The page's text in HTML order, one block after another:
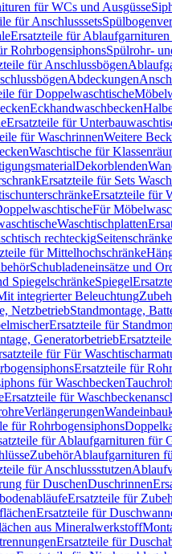
für WCs und Ausgüsse
für Anschlusssets
Ersatzteile für
RohrbogensiphonsSpülrohr-
für Anschlussbögen
Abdeckungen
für Doppelwaschtische
Eckhandwaschbecken
Ersatzteile für
für WaschrinnenWeitere
Waschtische für
Dekorblenden
Ersatzteile für Sets
Ersatzteile für
Für
Waschtischplatten
rechteckigSeitenschränke
für Mittelhochschränke
Schubladeneinsätze und
SpiegelschränkeSpiegel
integrierter Beleuchtung
NetzbetriebStandmontage,
Ersatzteile für
Generatorbetrieb
für Für
Ersatzteile für
für Waschbecken
Ersatzteile für
Verlängerungen
für Rohrbogensiphons
für Ablaufgarnituren für
ZubehörAblaufgarnituren
für Anschlussstutzen
für DuschenDuschrinnen
Ersatzteile für
Ersatzteile für
aus Mineralwerkstoff
Ersatzteile für